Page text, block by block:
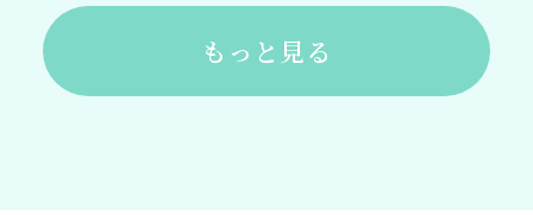
もっと見る